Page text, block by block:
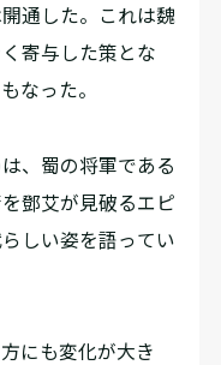
通した。これは魏
寄与した策とな
なった。
、蜀の将軍である
鄧艾が見破るエピ
しい姿を語ってい
にも変化が大き